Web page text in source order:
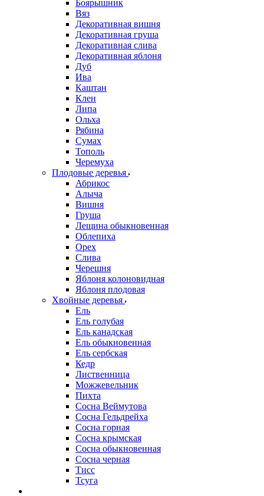
Боярышник
Вяз
Декоративная вишня
Декоративная груша
Декоративная слива
Декоративная яблоня
Дуб
Ива
Каштан
Клен
Липа
Ольха
Рябина
Сумах
Тополь
Черемуха
Плодовые деревья
Абрикос
Алыча
Вишня
Груша
Лещина обыкновенная
Облепиха
Орех
Слива
Черешня
Яблоня колоновидная
Яблоня плодовая
Хвойные деревья
Ель
Ель голубая
Ель канадская
Ель обыкновенная
Ель сербская
Кедр
Лиственница
Можжевельник
Пихта
Сосна Веймутова
Сосна Гельдрейха
Сосна горная
Сосна крымская
Сосна обыкновенная
Сосна черная
Тисс
Тсуга